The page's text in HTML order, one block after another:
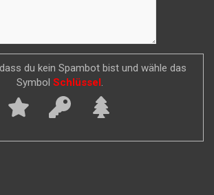
du kein Spambot bist und wähle das
Symbol Schlüssel.